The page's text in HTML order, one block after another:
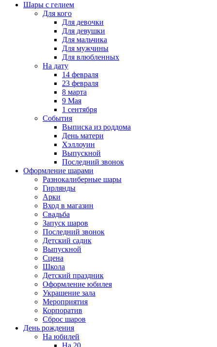
Шары с гелием
Для кого
Для девочки
Для девушки
Для мальчика
Для мужчины
Для влюбленных
На дату
14 февраля
23 февраля
8 марта
9 Мая
1 сентября
События
Выписка из роддома
День матери
Хэллоуин
Выпускной
Последний звонок
Оформление шарами
Разнокалиберные шары
Гирлянды
Арки
Вход в магазин
Свадьба
Запуск шаров
Последний звонок
Детский садик
Выпускной
Сцена
Школа
Детский праздник
Оформление юбилея
Украшение зала
Мероприятия
Корпоратив
Сброс шаров
День рождения
На юбилей
На 20